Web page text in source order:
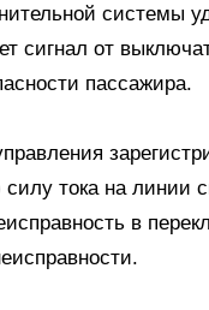
системы
сигнал от
пассажира.
тока на линии
в